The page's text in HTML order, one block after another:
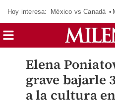
Hoy interesa: México vs Canadá
Elena
grave bajarle
a la cultura